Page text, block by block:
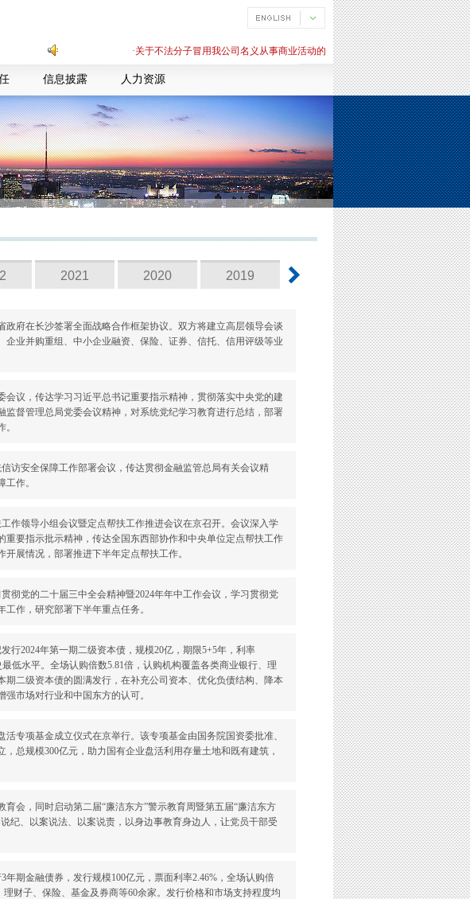
关于不法分子冒用我公司名义从事商业活动的严正声明·关于不法分子冒用我公
信息披露 人力资源
2021 2020 2019 2018 2017
政府在长沙签署全面战略合作框架协议。双方将建立高层领导会谈
企业并购重组、中小企业融资、保险、证券、信托、信用评级等业
会议，传达学习习近平总书记重要指示精神，贯彻落实中央党的建
监督管理总局党委会议精神，对系统党纪学习教育进行总结，部署
访安全保障工作部署会议，传达贯彻金融监管总局有关会议精
作。
作领导小组会议暨定点帮扶工作推进会议在京召开。会议深入学
重要指示批示精神，传达全国东西部协作和中央单位定点帮扶工作
展情况，部署推进下半年定点帮扶工作。
彻党的二十届三中全会精神暨2024年年中工作会议，学习贯彻党
作，研究部署下半年重点任务。
行2024年第一期二级资本债，规模20亿，期限5+5年，利率
低水平。全场认购倍数5.81倍，认购机构覆盖各类商业银行、理
期二级资本债的圆满发行，在补充公司资本、优化负债结构、降本
市场对行业和中国东方的认可。
活专项基金成立仪式在京举行。该专项基金由国务院国资委批准、
总规模300亿元，助力国有企业盘活利用存量土地和既有建筑，
育会，同时启动第二届“廉洁东方”警示教育周暨第五届“廉洁东方
纪、以案说法、以案说责，以身边事教育身边人，让党员干部受
年期金融债券，发行规模100亿元，票面利率2.46%，全场认购倍
财子、保险、基金及券商等60余家。发行价格和市场支持程度均